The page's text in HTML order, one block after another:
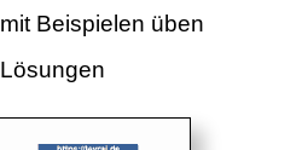
mit Beispielen üben
Lösungen